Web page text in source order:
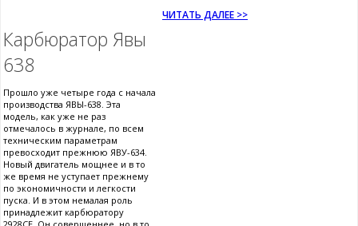
ЧИТАТЬ ДАЛЕЕ >>
Карбюратор Явы
638
Прошло уже четыре года с начала
производства ЯВЫ-638. Эта
модель, как уже не раз
отмечалось в журнале, по всем
техническим параметрам
превосходит прежнюю ЯВУ-634.
Новый двигатель мощнее и в то
же время не уступает прежнему
по экономичности и легкости
пуска. И в этом немалая роль
принадлежит карбюратору